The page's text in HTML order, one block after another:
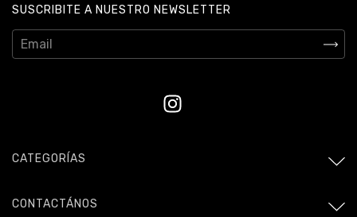
SUSCRIBITE A NUESTRO NEWSLETTER
CATEGORÍAS
CONTACTÁNOS